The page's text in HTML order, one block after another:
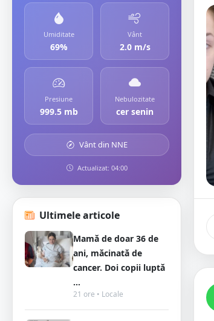
Umiditate
69%
Vânt
2.0 m/s
Presiune
999.5 mb
Nebulozitate
cer senin
Vânt din NNE
Actualizat: 04:00
Ultimele articole
Mamă de doar 36 de
ani, măcinată de
cancer. Doi copii luptă
...
21 ore • Locale